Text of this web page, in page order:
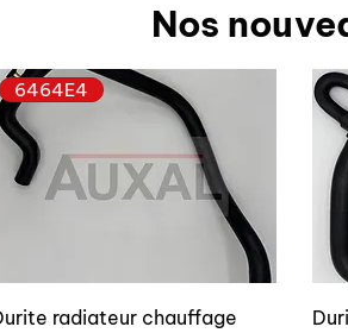
Nos
6464E4
radiateur chauffage